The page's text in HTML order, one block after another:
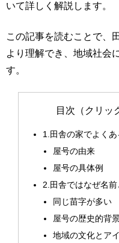
いて詳しく解説します。
この記事を読むことで、
より理解でき、地域社会
す。
目次（クリッ
1.田舎の家でよくあ
屋号の由来
屋号の具体例
2.田舎ではなぜ名
同じ苗字が多い
屋号の歴史的背
地域の文化とア